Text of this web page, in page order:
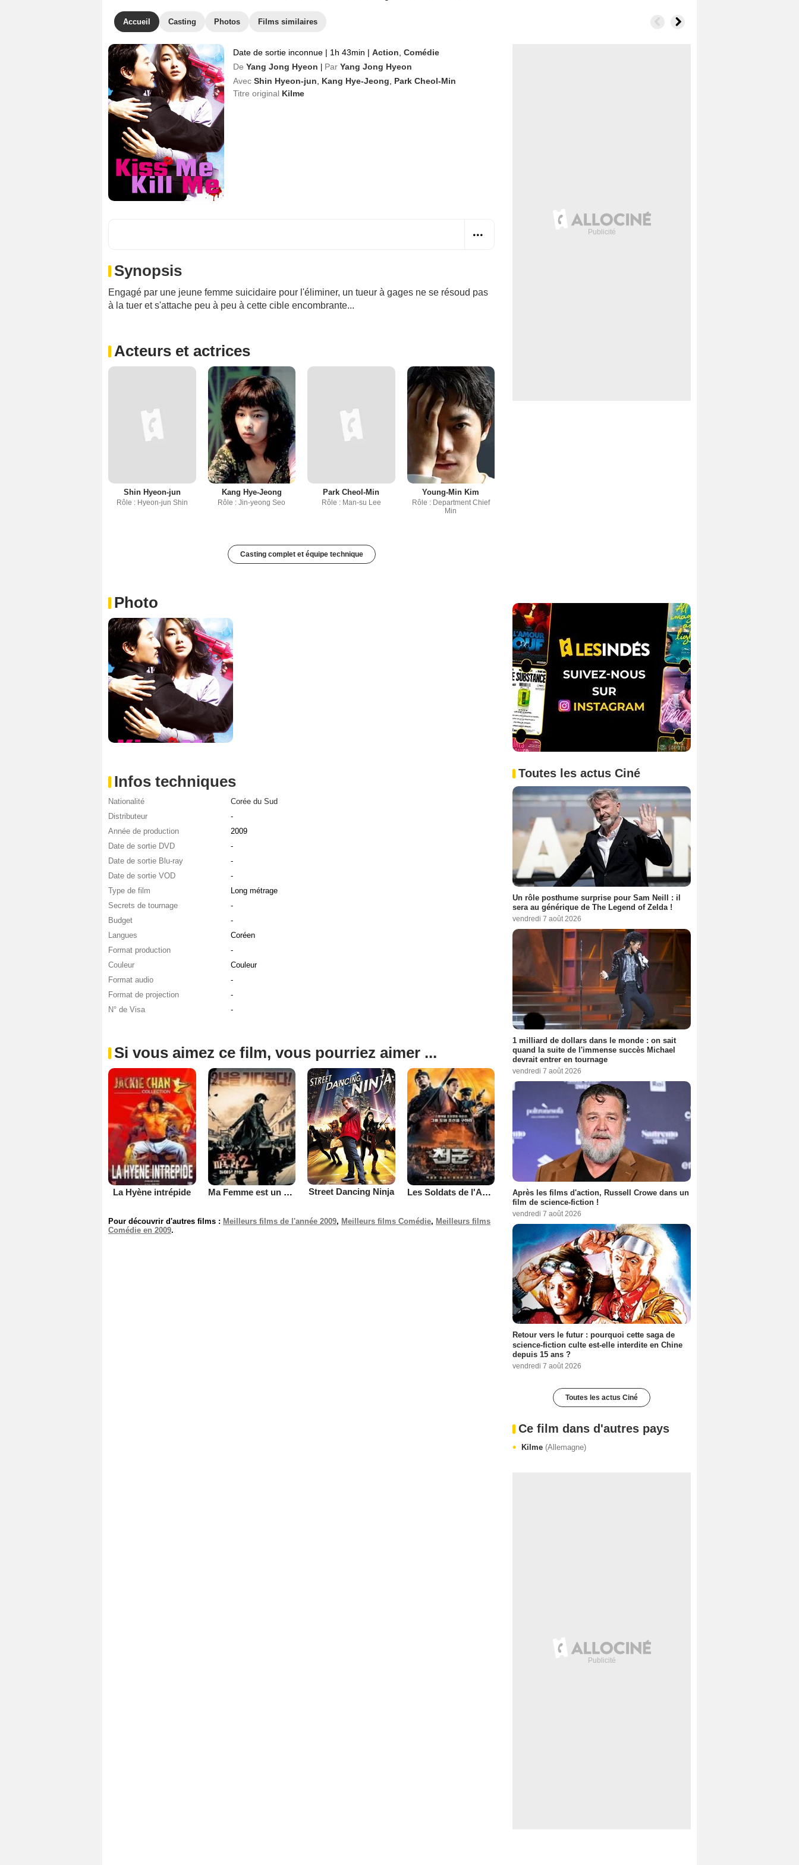
Accueil Casting Photos Films similaires
Date de sortie inconnue | 1h 43min | Action Comédie
De Yang Jong Hyeon Par Yang Jong Hyeon
Avec Shin Hyeon-jun Kang Hye-Jeong
Park Cheol-Min
Titre original Kilme
Synopsis
Engagé par une jeune femme suicidaire pour l'éliminer, un tueur à gages ne se résoud pas
à la tuer et s'attache peu à peu à cette cible encombrante...
Acteurs et actrices
Shin Hyeon-jun
Rôle : Hyeon-jun Shin
Kang Hye-Jeong
Rôle : Jin-yeong Seo
Park Cheol-Min
Rôle : Man-su Lee
Young-Min Kim
Rôle : Department Chief
Min
Casting complet et équipe technique
Photo
Infos techniques
Nationalité
Corée du Sud
Distributeur
-
Année de production
2009
Date de sortie DVD
-
Date de sortie Blu-ray
-
Date de sortie VOD
-
Type de film
Long métrage
Secrets de tournage
-
Budget
-
Langues
Coréen
Format production
-
Couleur
Couleur
Format audio
-
Format de projection
-
N° de Visa
-
Si vous aimez ce film, vous pourriez aimer ...
La Hyène intrépide Ma Femme est un gangster 2 Street Dancing Ninja Les Soldats de l'Apocalypse
Pour découvrir d'autres films : Meilleurs films de l'année 2009, Meilleurs films Comédie, Meilleurs films
Comédie en 2009.
Toutes les actus Ciné
Un rôle posthume surprise pour Sam Neill : il
sera au générique de The Legend of Zelda !
vendredi 7 août 2026
1 milliard de dollars dans le monde : on sait
quand la suite de l'immense succès Michael
devrait entrer en tournage
vendredi 7 août 2026
Après les films d'action, Russell Crowe dans un
film de science-fiction !
vendredi 7 août 2026
Retour vers le futur : pourquoi cette saga de
science-fiction culte est-elle interdite en Chine
depuis 15 ans ?
vendredi 7 août 2026
Toutes les actus Ciné
Ce film dans d'autres pays
Kilme (Allemagne)